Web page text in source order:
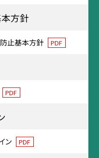
方針
止基本方針 PDF
PDF
ン PDF